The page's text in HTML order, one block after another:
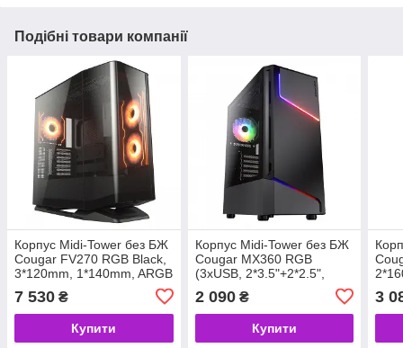
Подібні товари компанії
Корпус Midi-Tower без БЖ
Cougar FV270 RGB Black,
3*120mm, 1*140mm, ARGB
Fan Pre-installed, Type-C
x1, USB3.0 x2, Audio x1
(код
7 530 ₴
Купити
Корпус Midi-Tower без БЖ
Cougar MX360 RGB
(3xUSB, 2*3.5"+2*2.5",
2*120 RGB Fans, скляне
вікно) (код 136888)
2 090₴
Купити
3